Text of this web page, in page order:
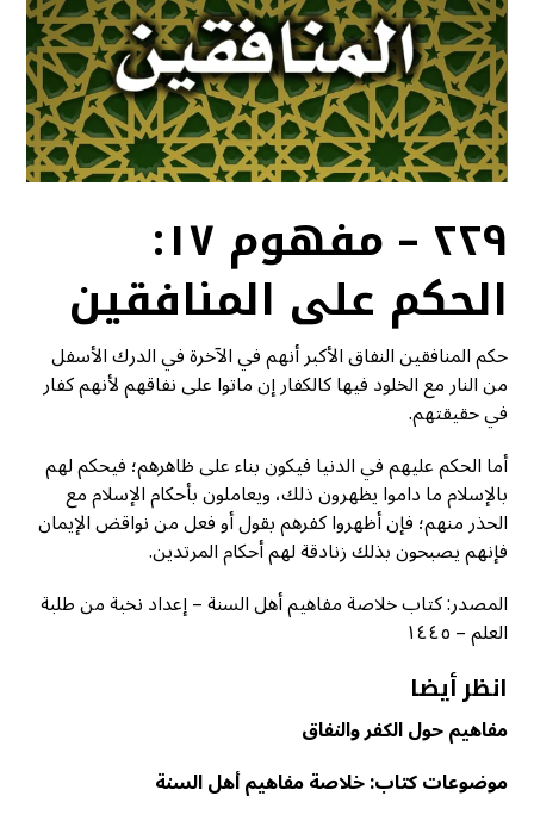
٢٢٩ – مفهوم ١٧:
الحكم على المنافقين
حكم المنافقين النفاق الأكبر أنهم في الآخرة في الدرك الأسفل
من النار مع الخلود فيها كالكفار إن ماتوا على نفاقهم لأنهم كفار
في حقيقتهم.
أما الحكم عليهم في الدنيا فيكون بناء على ظاهرهم؛ فيحكم لهم
بالإسلام ما داموا يظهرون ذلك، ويعاملون بأحكام الإسلام مع
الحذر منهم؛ فإن أظهروا كفرهم بقول أو فعل من نواقض الإيمان
فإنهم يصبحون بذلك زنادقة لهم أحكام المرتدين.
المصدر: كتاب خلاصة مفاهيم أهل السنة – إعداد نخبة من طلبة
العلم – ١٤٤٥
انظر أيضا
مفاهيم حول الكفر والنفاق
موضوعات كتاب: خلاصة مفاهيم أهل السنة